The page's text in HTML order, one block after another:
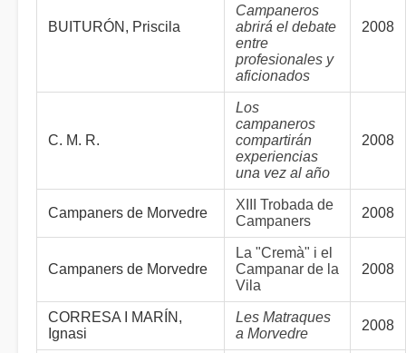
BUITURÓN, Priscila
Campaneros
abrirá el debate
entre
profesionales y
aficionados
2008
C. M. R.
Los
campaneros
compartirán
experiencias
una vez al año
2008
Campaners de Morvedre
XIII Trobada de
Campaners
2008
Campaners de Morvedre
La "Cremà" i el
Campanar de la
Vila
2008
CORRESA I MARÍN,
Ignasi
Les Matraques
a Morvedre
2008